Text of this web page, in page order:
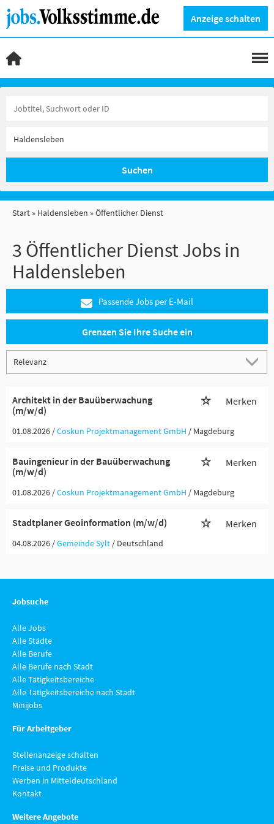
Anzeige schalten
Suchen
Start Haldensleben Öffentlicher Dienst
3 Öffentlicher Dienst Jobs in
Haldensleben
Passende Jobs per E-Mail
Grenzen Sie Ihre Suche ein
Architekt in der Bauüberwachung
(m/w/d)
Merken
01.08.2026 /Coskun Projektmanagement GmbH / Magdeburg
Bauingenieur in der Bauüberwachung
(m/w/d)
Merken
01.08.2026 /Coskun Projektmanagement GmbH / Magdeburg
Stadtplaner Geoinformation (m/w/d) Merken
04.08.2026 /Gemeinde Sylt / Deutschland
Jobsuche
Alle Jobs
Alle Städte
Alle Berufe
Alle Berufe nach Stadt
Alle Tätigkeitsbereiche
Alle Tätigkeitsbereiche nach Stadt
Minijobs
Für Arbeitgeber
Stellenanzeige schalten
Preise und Produkte
Werben in Mitteldeutschland
Kontakt
Weitere Angebote